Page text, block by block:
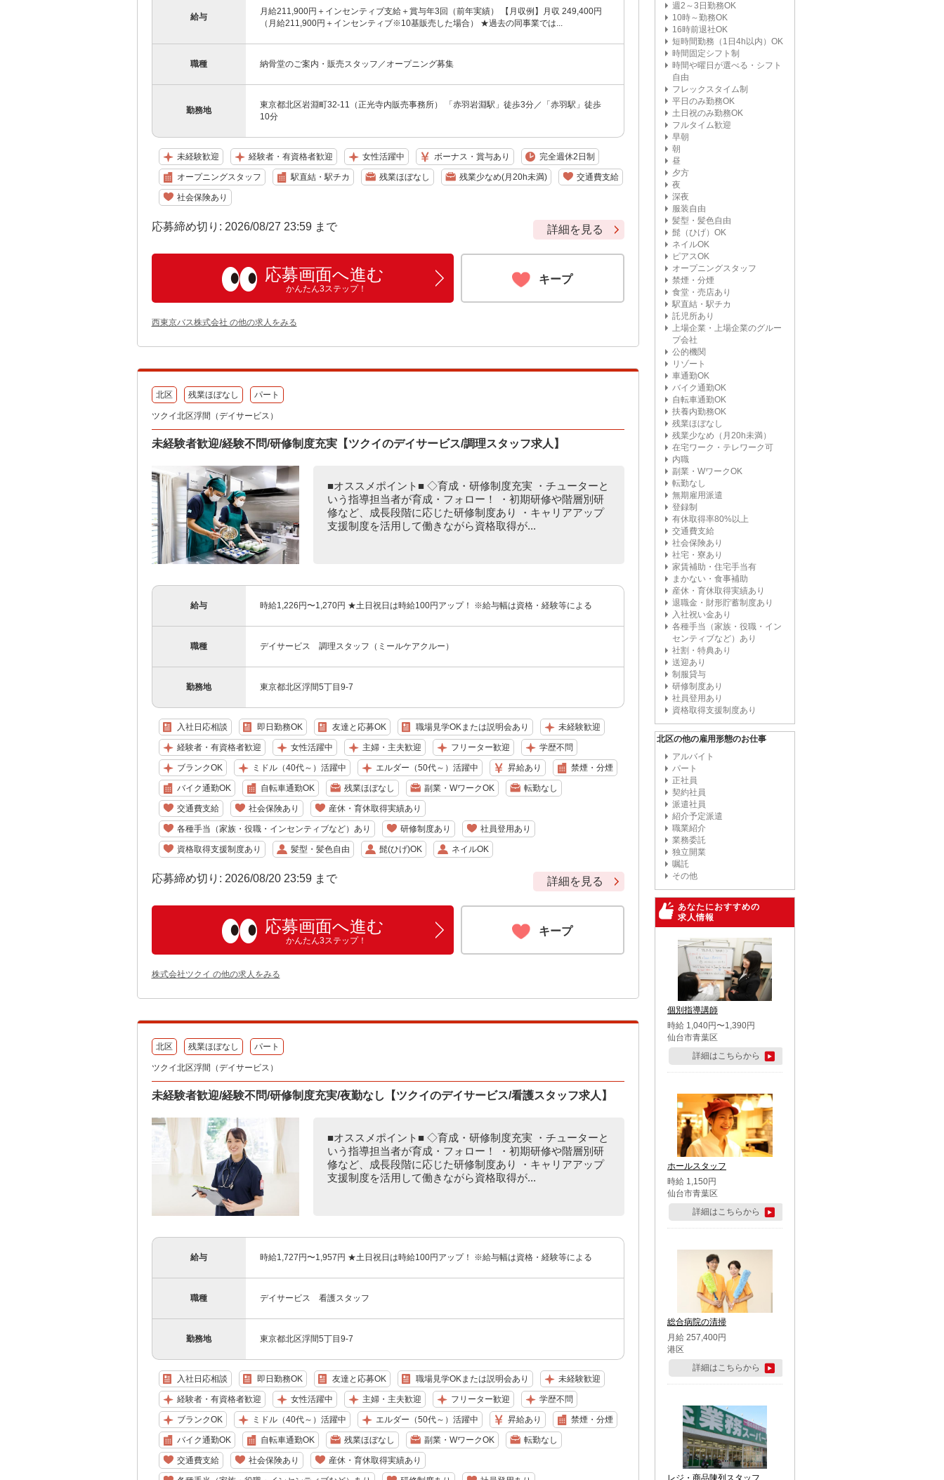
給与
月給211,900円＋インセンティブ支給＋賞与年3回（前年実績） 【月収例】月収 249,400円
（月給211,900円＋インセンティブ※10基販売した場合） ★過去の同事業では...
職種 納骨堂のご案内・販売スタッフ／オープニング募集
勤務地
東京都北区岩淵町32-11（正光寺内販売事務所） 「赤羽岩淵駅」徒歩3分／「赤羽駅」徒歩
10分
未経験歓迎 経験者・有資格者歓迎 女性活躍中 ボーナス・賞与あり 完全週休2日制
オープニングスタッフ 駅直結・駅チカ 残業ほぼなし 残業少なめ(月20h未満) 交通費支給
社会保険あり
応募締め切り: 2026/08/27 23:59 まで 詳細を見る
応募画面へ進む
かんたん3ステップ！
キープ
西東京バス株式会社 の他の求人をみる
北区 残業ほぼなし パート
ツクイ北区浮間（デイサービス）
未経験者歓迎/経験不問/研修制度充実【ツクイのデイサービス/調理スタッフ求人】
■オススメポイント■ ◇育成・研修制度充実 ・チューターと
いう指導担当者が育成・フォロー！ ・初期研修や階層別研
修など、成長段階に応じた研修制度あり ・キャリアアップ
支援制度を活用して働きながら資格取得が...
給与 時給1,226円〜1,270円 ★土日祝日は時給100円アップ！ ※給与幅は資格・経験等による
職種 デイサービス 調理スタッフ（ミールケアクルー）
勤務地 東京都北区浮間5丁目9-7
入社日応相談 即日勤務OK 友達と応募OK 職場見学OKまたは説明会あり 未経験歓迎
経験者・有資格者歓迎 女性活躍中 主婦・主夫歓迎 フリーター歓迎 学歴不問
ブランクOK ミドル（40代～）活躍中 エルダー（50代～）活躍中 昇給あり 禁煙・分煙
バイク通勤OK 自転車通勤OK 残業ほぼなし 副業・WワークOK 転勤なし
交通費支給 社会保険あり 産休・育休取得実績あり
各種手当（家族・役職・インセンティブなど）あり 研修制度あり 社員登用あり
資格取得支援制度あり 髪型・髪色自由 髭(ひげ)OK ネイルOK
応募締め切り: 2026/08/20 23:59 まで 詳細を見る
応募画面へ進む
かんたん3ステップ！
キープ
株式会社ツクイ の他の求人をみる
北区 残業ほぼなし パート
ツクイ北区浮間（デイサービス）
未経験者歓迎/経験不問/研修制度充実/夜勤なし【ツクイのデイサービス/看護スタッフ求人】
■オススメポイント■ ◇育成・研修制度充実 ・チューターと
いう指導担当者が育成・フォロー！ ・初期研修や階層別研
修など、成長段階に応じた研修制度あり ・キャリアアップ
支援制度を活用して働きながら資格取得が...
給与 時給1,727円〜1,957円 ★土日祝日は時給100円アップ！ ※給与幅は資格・経験等による
職種 デイサービス 看護スタッフ
勤務地 東京都北区浮間5丁目9-7
入社日応相談 即日勤務OK 友達と応募OK 職場見学OKまたは説明会あり 未経験歓迎
経験者・有資格者歓迎 女性活躍中 主婦・主夫歓迎 フリーター歓迎 学歴不問
ブランクOK ミドル（40代～）活躍中 エルダー（50代～）活躍中 昇給あり 禁煙・分煙
バイク通勤OK 自転車通勤OK 残業ほぼなし 副業・WワークOK 転勤なし
交通費支給 社会保険あり 産休・育休取得実績あり
週2～3日勤務OK
10時～勤務OK
16時前退社OK
短時間勤務（1日4h以内）OK
時間固定シフト制
時間や曜日が選べる・シフト
自由
フレックスタイム制
平日のみ勤務OK
土日祝のみ勤務OK
フルタイム歓迎
早朝
朝
昼
夕方
夜
深夜
服装自由
髪型・髪色自由
髭（ひげ）OK
ネイルOK
ピアスOK
オープニングスタッフ
禁煙・分煙
食堂・売店あり
駅直結・駅チカ
託児所あり
上場企業・上場企業のグルー
プ会社
公的機関
リゾート
車通勤OK
バイク通勤OK
自転車通勤OK
扶養内勤務OK
残業ほぼなし
残業少なめ（月20h未満）
在宅ワーク・テレワーク可
内職
副業・WワークOK
転勤なし
無期雇用派遣
登録制
有休取得率80%以上
交通費支給
社会保険あり
社宅・寮あり
家賃補助・住宅手当有
まかない・食事補助
産休・育休取得実績あり
退職金・財形貯蓄制度あり
入社祝い金あり
各種手当（家族・役職・イン
センティブなど）あり
社割・特典あり
送迎あり
制服貸与
研修制度あり
社員登用あり
資格取得支援制度あり
北区の他の雇用形態のお仕事
アルバイト
パート
正社員
契約社員
派遣社員
紹介予定派遣
職業紹介
業務委託
独立開業
嘱託
その他
あなたにおすすめの
求人情報
個別指導講師
時給 1,040円〜1,390円
仙台市青葉区
詳細はこちらから
ホールスタッフ
時給 1,150円
仙台市青葉区
詳細はこちらから
総合病院の清掃
月給 257,400円
港区
詳細はこちらから
レジ・商品陳列スタッフ